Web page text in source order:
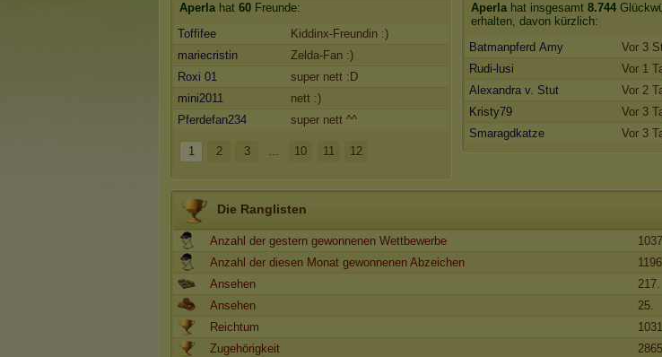
Aperlahat 60 Freunde:
Toffifee
Kiddinx-Freundin :)
mariecristin
Zelda-Fan :)
Roxi 01
super nett :D
mini2011
nett :)
Pferdefan234
super nett ^^
1 2 3 ... 10 11 12
Aperlahat insgesamt 8.744
erhalten, davon kürzlich:
Batmanpferd Amy
Vor 3
Rudi-lusi
Vor 1
Alexandra v. Stut
Vor 2
Kristy79
Vor 3
Smaragdkatze
Vor 3
Die Ranglisten
Anzahl der gestern gewonnenen Wettbewerbe
Anzahl der diesen Monat gewonnenen Abzeichen
Ansehen
217.
Ansehen
25.
Reichtum
Zugehörigkeit